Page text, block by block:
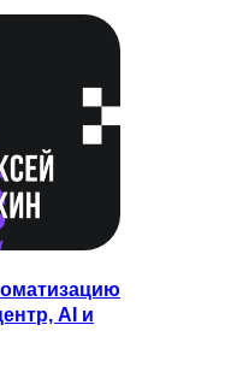
AI и